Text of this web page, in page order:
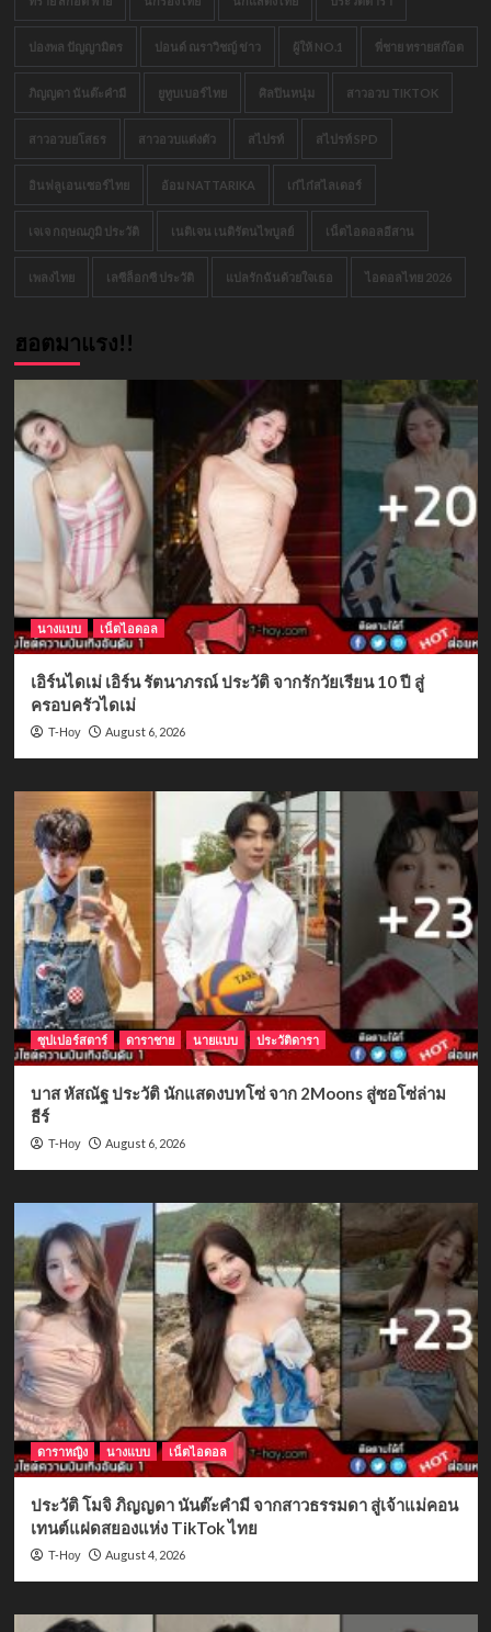
ปองพล ปัญญามิตร ปอนด์ ณราวิชญ์ ข่าว ผู้ให้ NO.1 พี่ชาย ทรายสก๊อต
ภิญญดา นันต๊ะคำมี ยูทูบเบอร์ไทย ศิลปินหนุ่ม สาวอวบ TIKTOK
สาวอวบยโสธร สาวอวบแต่งตัว สไปรท์ สไปรท์ SPD
อินฟลูเอนเซอร์ไทย อ้อม NATTARIKA เก๋ไก๋สไลเดอร์
เจเจ กฤษณภูมิ ประวัติ เนติเจน เนติรัตนไพบูลย์ เน็ตไอดอลอีสาน
เพลงไทย เลซีล็อกซี ประวัติ แปลรักฉันด้วยใจเธอ ไอดอลไทย 2026
ฮอตมาแรง!!
นางแบบ เน็ตไอดอล
เอิร์นไดเม่ เอิร์น รัตนาภรณ์ ประวัติ จากรักวัยเรียน 10 ปี สู่
ครอบครัวไดเม่
T-Hoy August 6, 2026
ซุปเปอร์สตาร์ ดาราชาย นายแบบ ประวัติดารา
บาส หัสณัฐ ประวัติ นักแสดงบทโซ่ จาก 2Moons สู่ซอโซ่ล่าม
ธีร์
T-Hoy August 6, 2026
ดาราหญิง นางแบบ เน็ตไอดอล
ประวัติ โมจิ ภิญญดา นันต๊ะคำมี จากสาวธรรมดา สู่เจ้าแม่คอน
เทนต์แฝดสยองแห่ง TikTok ไทย
T-Hoy August 4, 2026